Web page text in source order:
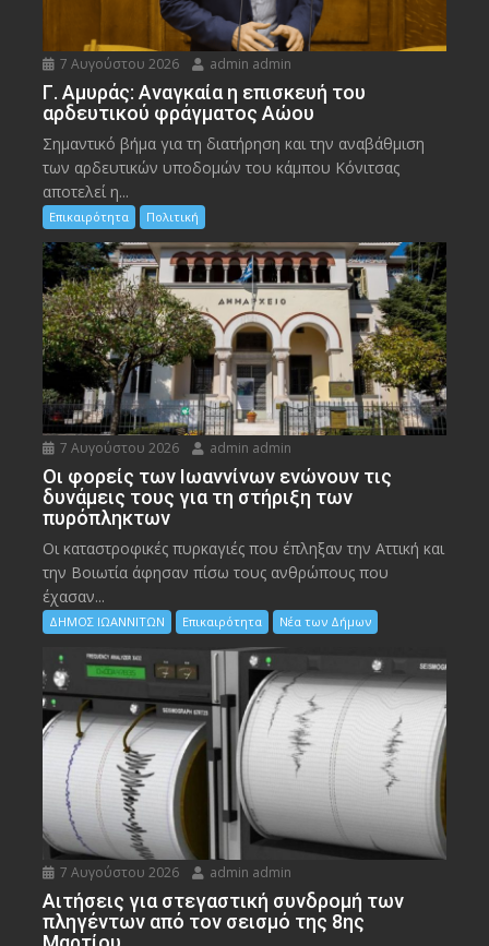
7 Αυγούστου 2026 admin admin
Γ. Αμυράς: Αναγκαία η επισκευή του
αρδευτικού φράγματος Αώου
Σημαντικό βήμα για τη διατήρηση και την αναβάθμιση
των αρδευτικών υποδομών του κάμπου Κόνιτσας
αποτελεί η...
Επικαιρότητα Πολιτική
7 Αυγούστου 2026 admin admin
Οι φορείς των Ιωαννίνων ενώνουν τις
δυνάμεις τους για τη στήριξη των
πυρόπληκτων
Οι καταστροφικές πυρκαγιές που έπληξαν την Αττική και
την Bοιωτία άφησαν πίσω τους ανθρώπους που
έχασαν...
ΔΗΜΟΣ ΙΩΑΝΝΙΤΩΝ Επικαιρότητα Νέα των Δήμων
7 Αυγούστου 2026 admin admin
Αιτήσεις για στεγαστική συνδρομή των
πληγέντων από τον σεισμό της 8ης